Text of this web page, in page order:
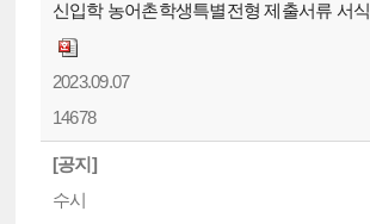
신입학 농어촌학생특별전형 제출서류 서식
2023.09.07
14678
[공지]
수시